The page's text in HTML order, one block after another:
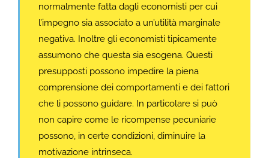
normalmente fatta dagli economisti per cui
l’impegno sia associato a un’utilità marginale
negativa. Inoltre gli economisti tipicamente
assumono che questa sia esogena. Questi
presupposti possono impedire la piena
comprensione dei comportamenti e dei fattori
che li possono guidare. In particolare si può
non capire come le ricompense pecuniarie
possono, in certe condizioni, diminuire la
motivazione intrinseca.